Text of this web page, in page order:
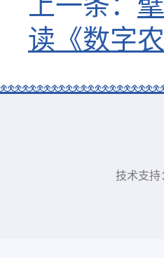
读《数字
技术支持